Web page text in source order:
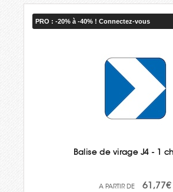
PRO : -20% à -40% ! Connectez-vous
Balise de virage J4 - 1
61,77€